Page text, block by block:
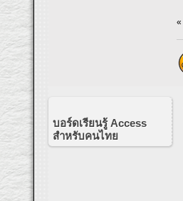
«
บอร์ดเรียนรู้ Access
สำหรับคนไทย